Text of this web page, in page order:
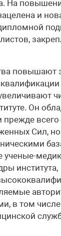
На
и
повышают
Он
всего
Сил,
ученые-
института,
в том